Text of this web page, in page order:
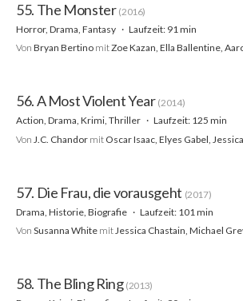
55. The Monster (2016)
Horror, Drama, Fantasy
Laufzeit: 91 min
Von Bryan Bertino mitZoe Kazan, Ella Ballentine,
56. A Most Violent Year (2014)
Action, Drama, Krimi, Thriller
Laufzeit: 125 min
Von J.C. Chandor mit Oscar Isaac, Elyes Gabel,
57. Die Frau, die vorausgeht (2017)
Drama, Historie, Biografie
Laufzeit: 101 min
Von Susanna White mitJessica Chastain, Michael
58. The Bling Ring (2013)